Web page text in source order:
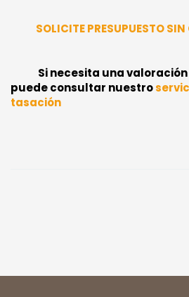
SOLICITE PRESUPUESTO SIN
Si necesita una valoración
puede consultar nuestro
tasación